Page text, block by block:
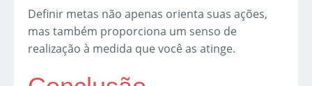
Definir metas não apenas orienta suas ações,
mas também proporciona um senso de
realização à medida que você as atinge.